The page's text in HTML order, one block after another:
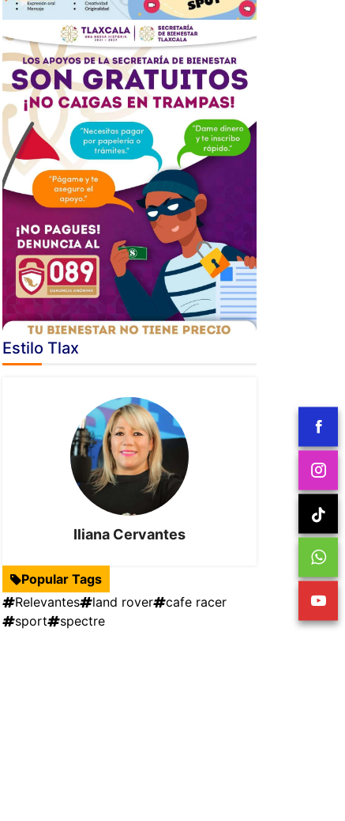
Estilo Tlax
Iliana Cervantes
Popular Tags
Relevantes
land rover
cafe racer
sport
spectre